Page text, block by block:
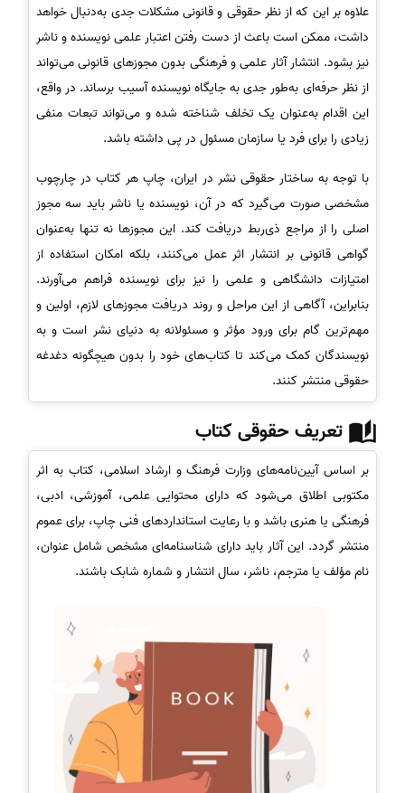
علاوه بر این که از نظر حقوقی و قانونی مشکلات جدی به‌دنبال خواهد
داشت، ممکن است باعث از دست رفتن اعتبار علمی نویسنده و ناشر
نیز بشود. انتشار آثار علمی و فرهنگی بدون مجوزهای قانونی می‌تواند
از نظر حرفه‌ای به‌طور جدی به جایگاه نویسنده آسیب برساند. در واقع،
این اقدام به‌عنوان یک تخلف شناخته شده و می‌تواند تبعات منفی
زیادی را برای فرد یا سازمان مسئول در پی داشته باشد.
با توجه به ساختار حقوقی نشر در ایران، چاپ هر کتاب در چارچوب
مشخصی صورت می‌گیرد که در آن، نویسنده یا ناشر باید سه مجوز
اصلی را از مراجع ذی‌ربط دریافت کند. این مجوزها نه تنها به‌عنوان
گواهی قانونی بر انتشار اثر عمل می‌کنند، بلکه امکان استفاده از
امتیازات دانشگاهی و علمی را نیز برای نویسنده فراهم می‌آورند.
بنابراین، آگاهی از این مراحل و روند دریافت مجوزهای لازم، اولین و
مهم‌ترین گام برای ورود مؤثر و مسئولانه به دنیای نشر است و به
نویسندگان کمک می‌کند تا کتاب‌های خود را بدون هیچگونه دغدغه
حقوقی منتشر کنند.
تعریف حقوقی کتاب
بر اساس آیین‌نامه‌های وزارت فرهنگ و ارشاد اسلامی، کتاب به اثر
مکتوبی اطلاق می‌شود که دارای محتوایی علمی، آموزشی، ادبی،
فرهنگی یا هنری باشد و با رعایت استانداردهای فنی چاپ، برای عموم
منتشر گردد. این آثار باید دارای شناسنامه‌ای مشخص شامل عنوان،
نام مؤلف یا مترجم، ناشر، سال انتشار و شماره شابک باشند.